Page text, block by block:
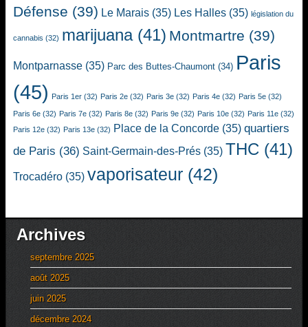
Défense (39) Le Marais (35) Les Halles (35) législation du
cannabis (32) marijuana(41) Montmartre (39)
Montparnasse (35) Parc des Buttes-Chaumont (34) Paris
(45) Paris 1er (32) Paris 2e (32) Paris 3e (32) Paris 4e (32) Paris 5e (32)
Paris 6e (32) Paris 7e (32) Paris 8e (32) Paris 9e (32) Paris 10e (32) Paris 11e (32)
Paris 12e (32) Paris 13e (32) Place de la Concorde (35) quartiers
de Paris (36) Saint-Germain-des-Prés (35) THC (41)
Trocadéro (35) vaporisateur (42)
Archives
septembre 2025
août 2025
juin 2025
décembre 2024